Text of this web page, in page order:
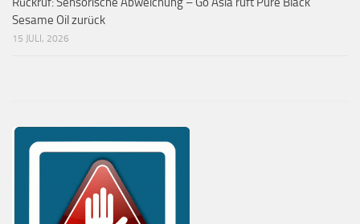
Sesame Oil zurück
15 JULI, 2026